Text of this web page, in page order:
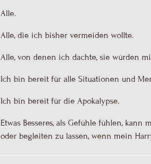
Alle.
Alle, die ich bisher vermeiden wollte.
Alle, von denen ich dachte, sie würden
Ich bin bereit für alle Situationen und
Ich bin bereit für die Apokalypse.
Etwas Besseres, als Gefühle fühlen,
oder begleiten zu lassen, wenn mein